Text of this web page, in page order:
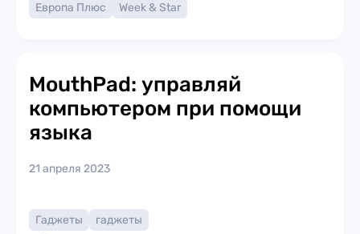
Европа Плюс Week & Star
MouthPad: управляй
компьютером при помощи
языка
21 апреля 2023
Гаджеты
гаджеты